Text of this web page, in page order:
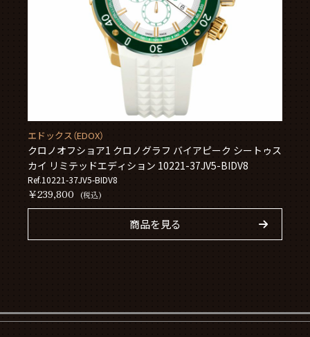
エドックス（EDOX）
クロノオフショア1 クロノグラフ バイアピーク シートゥス
カイ リミテッドエディション 10221-37JV5-BIDV8
Ref.10221-37JV5-BIDV8
￥239,800 (税込)
商品を見る